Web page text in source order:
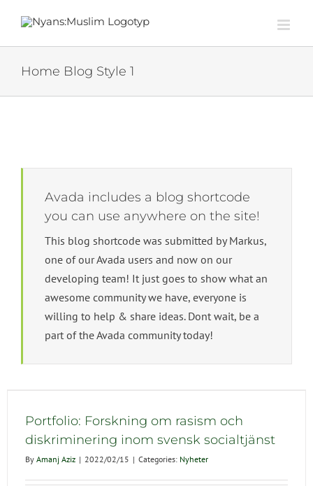
innehållet
Home Blog Style 1
Portfolio:
Forskning om
diskriminering
inom svensk
domslut
visar
om den
politiska
JO:s kritik
av
stad är ett
steg i rätt
Avada includes a blog shortcode
you can use anywhere on the site!
This blog shortcode was submitted by Markus,
one of our Avada users and now on our
developing team! It just goes to show what an
awesome community we have, everyone is
willing to help & share ideas. Dont wait, be a
part of the Avada community today!
Portfolio: Forskning om rasism och
diskriminering inom svensk socialtjänst
By Amanj Aziz | 2022/02/15 | Categories: Nyheter